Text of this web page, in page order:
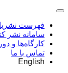
فهرست
سامانه نشر
کارگاه‌ها و
تماس با ما
English